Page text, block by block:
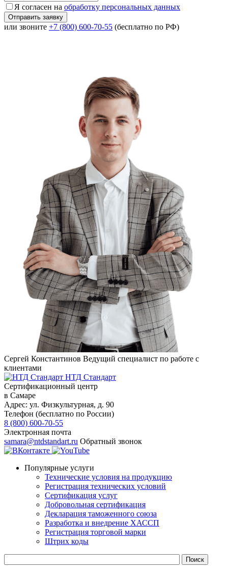
Я согласен на обработку персональных данных
или звоните +7 (800) 600-70-55 (бесплатно по РФ)
Сергей Константинов Ведущий специалист по работе с
клиентами
НТД Стандарт
Сертификационный центр
в Самаре
Адрес: ул. Физкультурная, д. 90
Телефон (бесплатно по России)
8 (800) 600-70-55
Электронная почта
samara@ntdstandart.ru Обратный звонок
Популярные услуги
Технические условия на продукцию
Регистрация технических условий
Сертификация услуг
Добровольная сертификация
Декларация таможенного союза
Разработка и внедрение ХАССП
Регистрация торговой марки
Штрих коды